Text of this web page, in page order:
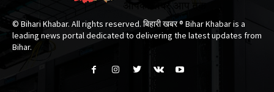
© Bihari Khabar. All rights reserved. बिहारी खबर ®​ Bihar Khabar is a
leading news portal dedicated to delivering the latest updates from
Bihar.